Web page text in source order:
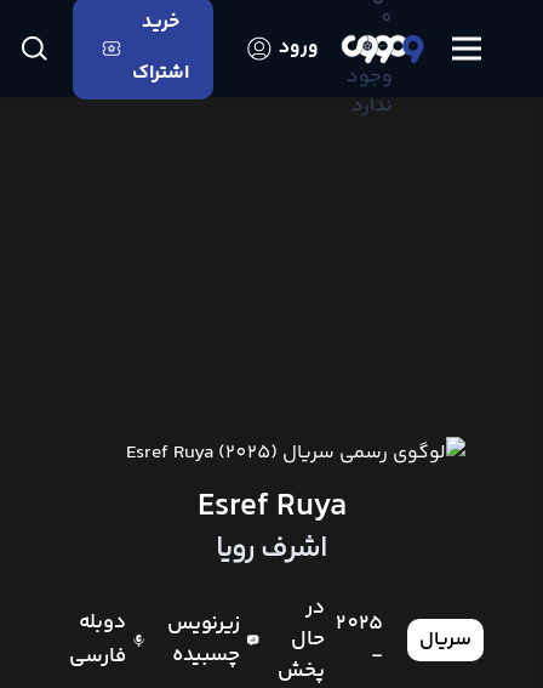
0
اعلانی
وجود
ندارد
ورود
خرید
اشتراک
Esref Ruya
اشرف رویا
سریال
2025
-
در
حال
پخش
زیرنویس
چسبیده
دوبله
فارسی